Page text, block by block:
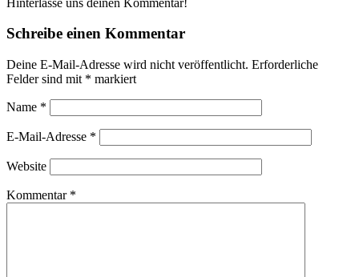
Schreibe einen Kommentar
Deine E-Mail-Adresse wird nicht veröffentlicht. Erforderliche
Felder sind mit * markiert
Name *
E-Mail-Adresse *
Website
Kommentar *